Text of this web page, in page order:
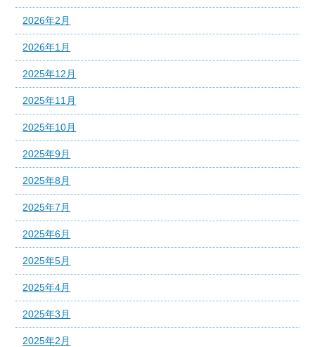
2026年2月
2026年1月
2025年12月
2025年11月
2025年10月
2025年9月
2025年8月
2025年7月
2025年6月
2025年5月
2025年4月
2025年3月
2025年2月